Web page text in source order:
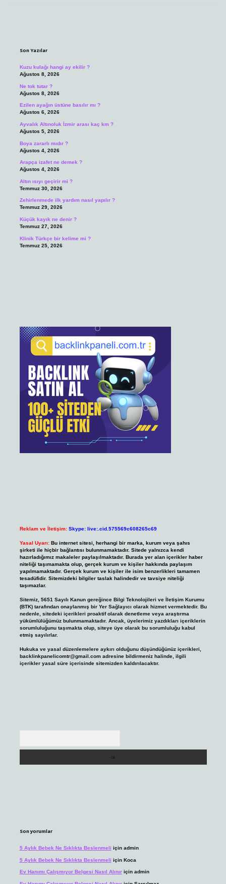
Son Yazılar
Kuzu kulağı hangi ay ekilir ?
Ağustos 8, 2026
Ne tok tutar ?
Ağustos 8, 2026
Ezilen ayağın üstüne basılır mı ?
Ağustos 6, 2026
Ayvalık Altınoluk İzmir arası kaç km ?
Ağustos 5, 2026
Boya zararlı mıdır ?
Ağustos 4, 2026
Arapça izafet ne demek ?
Ağustos 4, 2026
Altın ısıyı geçirir mi ?
Temmuz 30, 2026
Zehirlenmede ilk yardım nasıl yapılır ?
Temmuz 29, 2026
Küçük kayık ne denir ?
Temmuz 27, 2026
Klinik Türkçe bir kelime mi ?
Temmuz 25, 2026
Reklam ve İletişim: Skype: live:.cid.575569c608265c69
Yasal Uyarı: Bu internet sitesi, herhangi bir marka, kurum veya şahıs
şirketi ile hiçbir bağlantısı bulunmamaktadır. Sitede yalnızca kendi
hazırladığımız makaleler paylaşılmaktadır. Burada yer alan içerikler haber
niteliği taşımamakta olup, gerçek kurum ve kişiler hakkında paylaşım
yapılmamaktadır. Gerçek kurum ve kişiler ile isim benzerlikleri tamamen
tesadüfidir. Sitemizdeki bilgiler taslak halindedir ve tavsiye niteliği
taşımazlar.
Sitemiz, 5651 Sayılı Kanun gereğince Bilgi Teknolojileri ve İletişim Kurumu
(BTK) tarafından onaylanmış bir Yer Sağlayıcı olarak hizmet vermektedir. Bu
nedenle, sitedeki içerikleri proaktif olarak denetleme veya araştırma
yükümlülüğümüz bulunmamaktadır. Ancak, üyelerimiz yazdıkları içeriklerin
sorumluluğunu taşımakta olup, siteye üye olarak bu sorumluluğu kabul
etmiş sayılırlar.
Hukuka ve yasal düzenlemelere aykırı olduğunu düşündüğünüz içerikleri,
backlinkpanelicomtr@gmail.comadresine bildirmeniz halinde, ilgili
içerikler yasal süre içerisinde sitemizden kaldırılacaktır.
Son yorumlar
5 Aylık Bebek Ne Sıklıkta Beslenmeli için admin
5 Aylık Bebek Ne Sıklıkta Beslenmeli için Koca
Ev Hanımı Çalışmıyor Belgesi Nasıl Alınıriçin admin